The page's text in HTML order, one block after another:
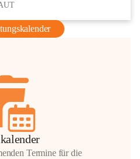
Termine für die